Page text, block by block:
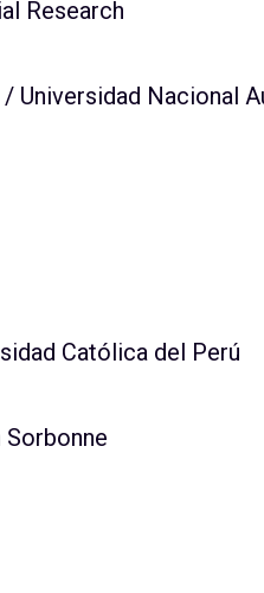
Research
Universidad Nacional
Católica del Perú
Sorbonne